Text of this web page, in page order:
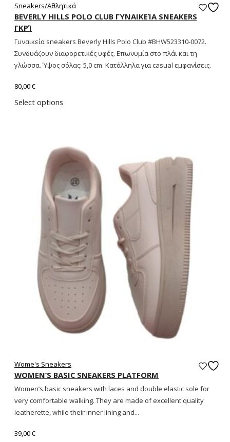
Sneakers/Aθλητικά
BEVERLY HILLS POLO CLUB ΓΥΝΑΙΚΕΊΑ SNEAKERS
ΓΚΡΊ
Γυναικεία sneakers Beverly Hills Polo Club #BHW523310-0072.
Συνδυάζουν διαφορετικές υφές. Επωνυμία στο πλάι και τη
γλώσσα. Ύψος σόλας: 5,0 cm. Κατάλληλα για casual εμφανίσεις.
80,00€
Select options
Wome's Sneakers
WOMEN’S BASIC SNEAKERS PLATFORM
Women’s basic sneakers with laces and double elastic sole for
very comfortable walking. They are made of excellent quality
leatherette, while their inner lining and...
39,00€